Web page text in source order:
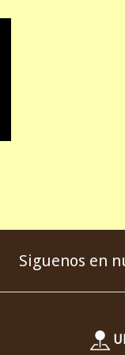
Siguenos en